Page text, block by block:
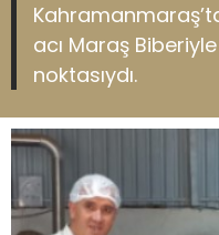
acı Maraş
noktasıydı.